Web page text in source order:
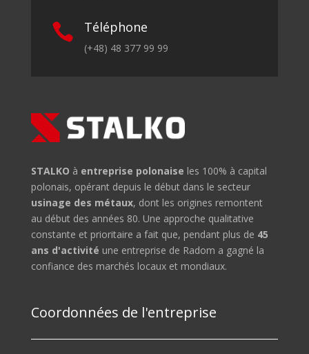
 Téléphone
(+48) 48 377 99 99
STALKO à entreprise polonaise les 100% à capital
polonais, opérant depuis le début dans le secteur
usinage des métaux, dont les origines remontent
au début des années 80. Une approche qualitative
constante et prioritaire a fait que, pendant plus de 45
ans d'activité une entreprise de Radom a gagné la
confiance des marchés locaux et mondiaux.
Coordonnées de l'entreprise